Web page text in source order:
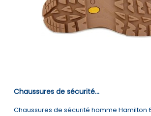
Chaussures de sécurité...
Chaussures de sécurité homme Hamilton